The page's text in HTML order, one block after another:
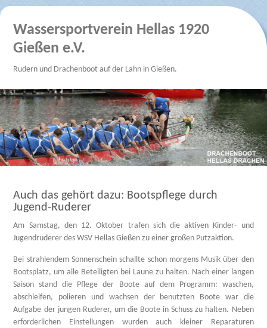
Wassersportverein Hellas 1920
Gießen e.V.
Rudern und Drachenboot auf der Lahn in Gießen.
Auch das gehört dazu: Bootspflege durch
Jugend-Ruderer
Am Samstag, den 12. Oktober trafen sich die aktiven Kinder- und
Jugendruderer des WSV Hellas Gießen zu einer großen Putzaktion.
Bei strahlendem Sonnenschein schallte schon morgens Musik über den
Bootsplatz, um alle Beteiligten bei Laune zu halten. Nach einer langen
Saison stand die Pflege der Boote auf dem Programm: waschen,
abschleifen, polieren und wachsen der benutzten Boote war die
Aufgabe der jungen Ruderer, um die Boote in Schuss zu halten. Neben
erforderlichen Einstellungen wurden auch kleiner Reparaturen